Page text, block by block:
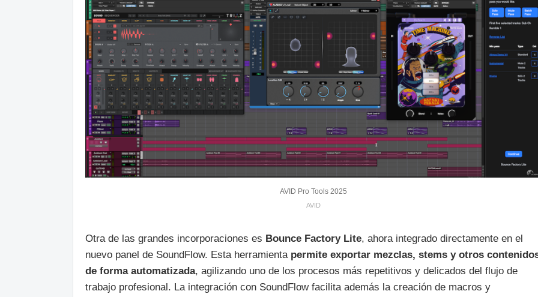
AVID Pro Tools 2025
AVID
Otra de las grandes incorporaciones es Bounce Factory Lite, ahora integrado directamente en el
nuevo panel de SoundFlow. Esta herramienta permite exportar mezclas, stems y otros
de forma automatizada, agilizando uno de los procesos más repetitivos y delicados del flujo de
trabajo profesional. La integración con SoundFlow facilita además la creación de macros y